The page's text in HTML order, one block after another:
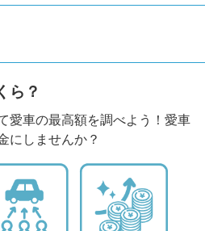
ら？
愛車の最高額を調べよう！愛車
にしませんか？